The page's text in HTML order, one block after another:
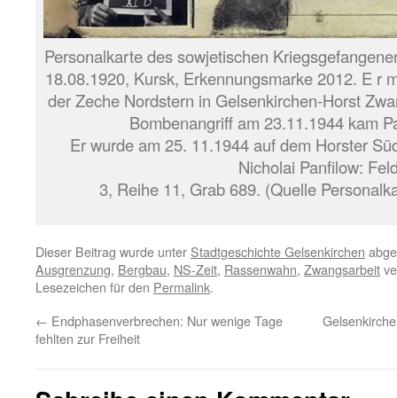
Personalkarte des sowjetischen
18.08.1920, Kursk, Erkennungsmarke 2012. E r
der Zeche Nordstern in Gelsenkirchen-Horst
Bombenangriff am 23.11.1944 kam
Er wurde am 25. 11.1944 auf dem Horster
Nicholai Panfilow:
3, Reihe 11, Grab 689. (Quelle
Dieser Beitrag wurde unter Stadtgeschichte Gelsenkirchen
Ausgrenzung, Bergbau, NS-Zeit, Rassenwahn, Zwangsarbeit
Lesezeichen für den Permalink.
← Endphasenverbrechen: Nur wenige Tage
fehlten zur Freiheit